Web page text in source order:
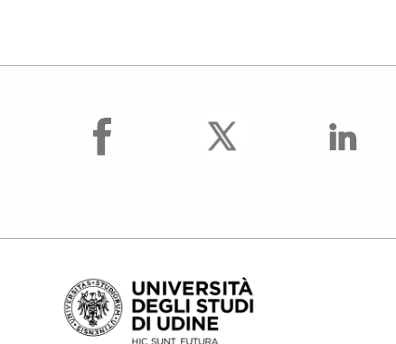
facebook